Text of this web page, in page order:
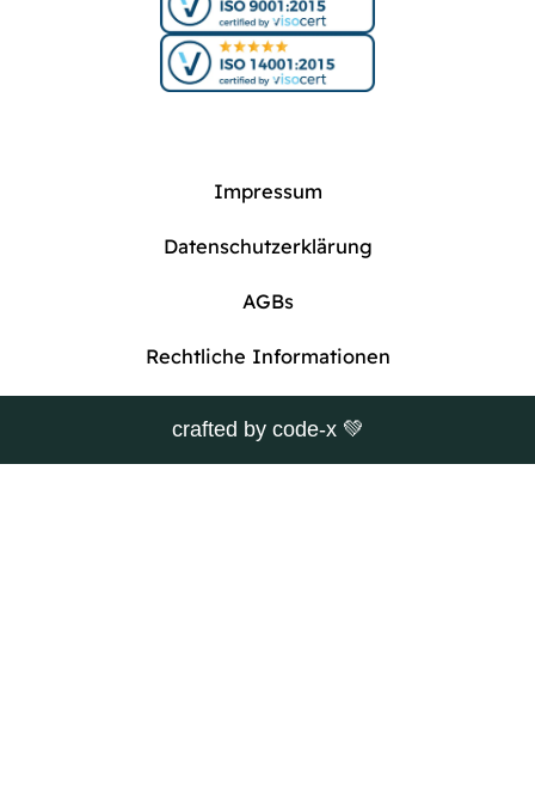
Impressum
Datenschutzerklärung
AGBs
Rechtliche Informationen
crafted by code-x💚